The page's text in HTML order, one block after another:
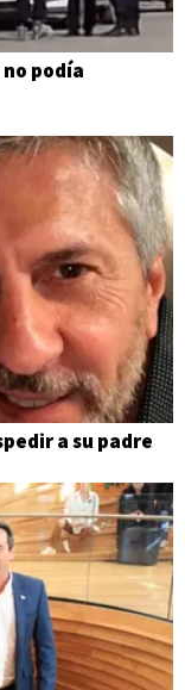
podía
a su padre